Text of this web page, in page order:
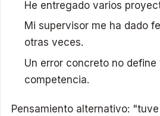
He entregado varios
Mi supervisor me ha dado
otras veces.
Un error concreto no define
competencia.
Pensamiento alternativo: